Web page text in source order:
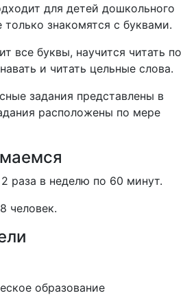
для детей дошкольного
только знакомятся с буквами.
все буквы, научится читать по
и читать цельные слова.
задания представлены в
расположены по мере
раза в неделю по 60 минут.
человек.
образование